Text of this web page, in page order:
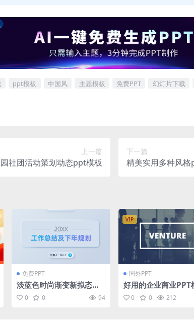
ppt模板 中国风 主题模板 免费PPT 幻灯片下载
上一篇
社团活动策划动态ppt模板
下一篇
精美实用多种风格
免费PPT
淡蓝色时尚渐变新拟态风
格工作总结及计划规划pp
t模板
0 0 94
VIP
国外PPT
好用的企业商业PPT
Venture –
esentation
0 0 212